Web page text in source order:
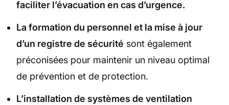
faciliter l’évacuation en cas d’urgence.
La formation du personnel et la mise à jour
d’un registre de sécurité sont également
préconisées pour maintenir un niveau optimal
de prévention et de protection.
L’installation de systèmes de ventilation